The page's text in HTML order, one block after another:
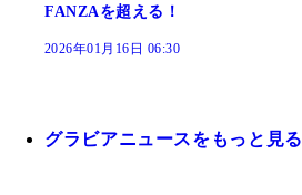
FANZAを超える！
2026年01月16日 06:30
グラビアニュースをもっと見る